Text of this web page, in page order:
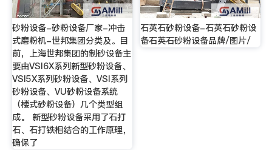
砂粉设备-砂粉设备厂家-冲击
式磨粉机-世邦集团分类及。目
前，上海世邦集团的制砂设备主
要由VSI6X系列新型砂粉设备、
VSI5X系列砂粉设备、VSI系列
砂粉设备、VU砂粉设备系统
（楼式砂粉设备）几个类型组
成。 新型砂粉设备采用了石打
石、石打铁相结合的工作原理，
确保了
石英石砂粉设备-石英石砂粉设
备石英石砂粉设备品牌/图片/